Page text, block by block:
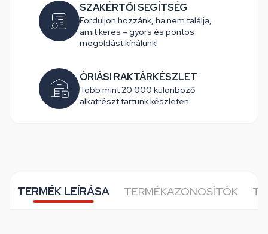
SZAKÉRTŐI SEGÍTSÉG
Forduljon hozzánk, ha nem találja,
amit keres – gyors és pontos
megoldást kínálunk!
ÓRIÁSI RAKTÁRKÉSZLET
Több mint 20 000 különböző
alkatrészt tartunk készleten
TERMÉK LEÍRÁSA TERMÉKAZONOSÍTÓK